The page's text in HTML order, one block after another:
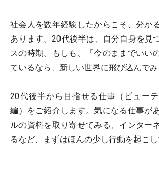
社会人を数年経験したからこそ、分か
あります。20代後半は、自分自身を見
スの時期。もしも、「今のままでいい
ているなら、新しい世界に飛び込んでみ
20代後半から目指せる仕事（ビュー
編）をご紹介します。気になる仕事が
ルの資料を取り寄せてみる、インター
るなど、まずはほんの少し行動を起こ